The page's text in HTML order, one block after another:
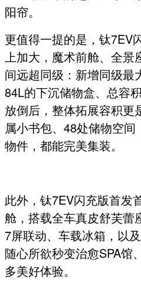
阳帘。
更值得一提的是，钛7EV
上加大，魔术前舱、全
间远超同级：新增同级最
84L的下沉储物盒、总容
放倒后，整体拓展容积更
属小书包、48处储物空
物件，都能完美集装。
此外，钛7EV闪充版首发
舱，搭载全车真皮舒芙蕾
7屏联动、车载冰箱，以
随心所欲秒变治愈SPA馆
多美好体验。